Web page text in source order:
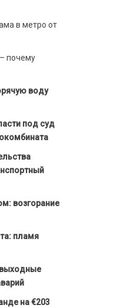
в метро от
почему
воду
под суд
возгорание
пламя
выходные
на €203